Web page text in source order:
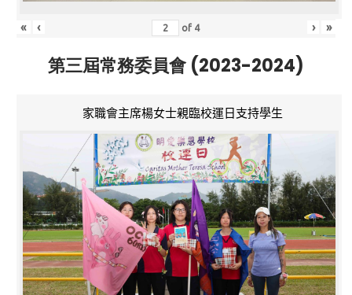
« ‹ of 4 › »
第三屆常務委員會 (2023-2024)
家職會主席楊女士親臨校運日支持學生